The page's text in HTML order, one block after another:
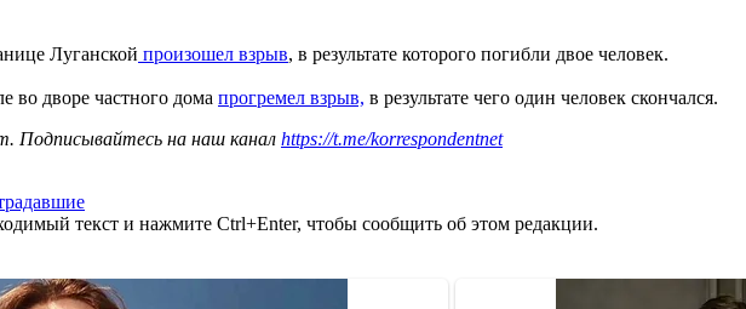
Луганской произошел взрыв, в результате которого погибли двое человек.
во дворе частного дома прогремел взрыв, в результате чего один человек скончался.
Подписывайтесь на наш канал https://t.me/korrespondentnet
текст и нажмите Ctrl+Enter, чтобы сообщить об этом редакции.